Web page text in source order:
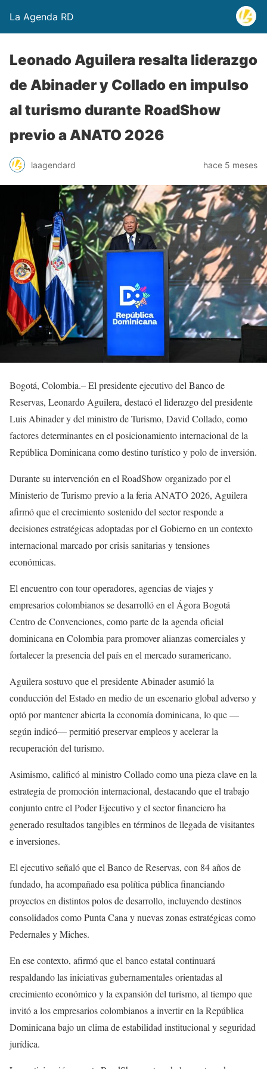
La Agenda RD
Leonado Aguilera resalta liderazgo
de Abinader y Collado en impulso
al turismo durante RoadShow
previo a ANATO 2026
laagendard hace 5 meses
Bogotá, Colombia.– El presidente ejecutivo del Banco de
Reservas, Leonardo Aguilera, destacó el liderazgo del presidente
Luis Abinader y del ministro de Turismo, David Collado, como
factores determinantes en el posicionamiento internacional de la
República Dominicana como destino turístico y polo de inversión.
Durante su intervención en el RoadShow organizado por el
Ministerio de Turismo previo a la feria ANATO 2026, Aguilera
afirmó que el crecimiento sostenido del sector responde a
decisiones estratégicas adoptadas por el Gobierno en un contexto
internacional marcado por crisis sanitarias y tensiones
económicas.
El encuentro con tour operadores, agencias de viajes y
empresarios colombianos se desarrolló en el Ágora Bogotá
Centro de Convenciones, como parte de la agenda oficial
dominicana en Colombia para promover alianzas comerciales y
fortalecer la presencia del país en el mercado suramericano.
Aguilera sostuvo que el presidente Abinader asumió la
conducción del Estado en medio de un escenario global adverso y
optó por mantener abierta la economía dominicana, lo que —
según indicó— permitió preservar empleos y acelerar la
recuperación del turismo.
Asimismo, calificó al ministro Collado como una pieza clave en la
estrategia de promoción internacional, destacando que el trabajo
conjunto entre el Poder Ejecutivo y el sector financiero ha
generado resultados tangibles en términos de llegada de visitantes
e inversiones.
El ejecutivo señaló que el Banco de Reservas, con 84 años de
fundado, ha acompañado esa política pública financiando
proyectos en distintos polos de desarrollo, incluyendo destinos
consolidados como Punta Cana y nuevas zonas estratégicas como
Pedernales y Miches.
En ese contexto, afirmó que el banco estatal continuará
respaldando las iniciativas gubernamentales orientadas al
crecimiento económico y la expansión del turismo, al tiempo que
invitó a los empresarios colombianos a invertir en la República
Dominicana bajo un clima de estabilidad institucional y seguridad
jurídica.